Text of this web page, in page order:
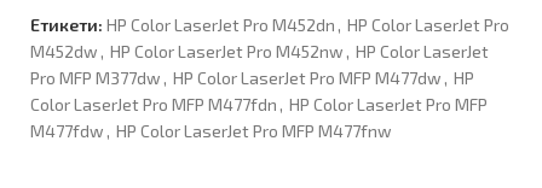
Етикети: HP Color LaserJet Pro M452dn , HP Color LaserJet Pro
M452dw , HP Color LaserJet Pro M452nw , HP Color LaserJet
Pro MFP M377dw , HP Color LaserJet Pro MFP M477dw , HP
Color LaserJet Pro MFP M477fdn , HP Color LaserJet Pro MFP
M477fdw , HP Color LaserJet Pro MFP M477fnw